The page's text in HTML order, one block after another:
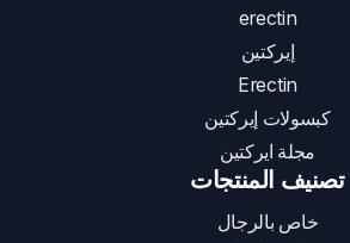
erectin
إيركتين
Erectin
كبسولات إيركتين
مجلة ايركتين
تصنيف المنتجات
خاص بالرجال